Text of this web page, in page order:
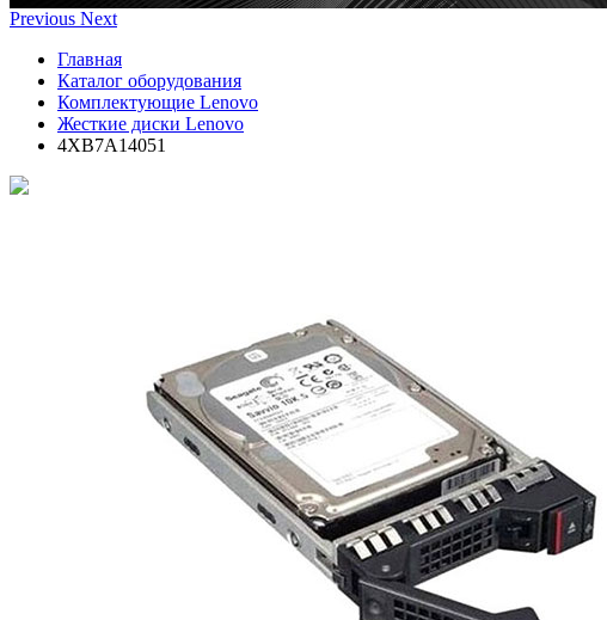
Previous Next
Главная
Каталог оборудования
Комплектующие Lenovo
Жесткие диски Lenovo
4XB7A14051